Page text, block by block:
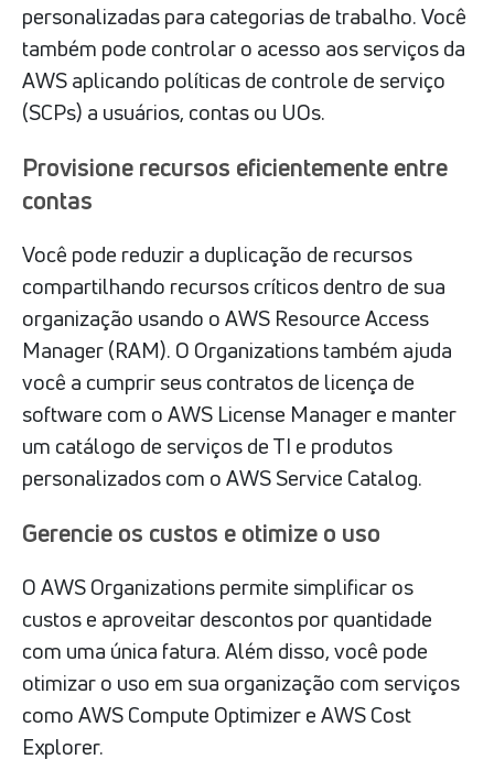
personalizadas para categorias de trabalho. Você
também pode controlar o acesso aos serviços da
AWS aplicando políticas de controle de serviço
(SCPs) a usuários, contas ou UOs.
Provisione recursos eficientemente entre
contas
Você pode reduzir a duplicação de recursos
compartilhando recursos críticos dentro de sua
organização usando o AWS Resource Access
Manager (RAM). O Organizations também ajuda
você a cumprir seus contratos de licença de
software com o AWS License Manager e manter
um catálogo de serviços de TI e produtos
personalizados com o AWS Service Catalog.
Gerencie os custos e otimize o uso
O AWS Organizations permite simplificar os
custos e aproveitar descontos por quantidade
com uma única fatura. Além disso, você pode
otimizar o uso em sua organização com serviços
como AWS Compute Optimizer e AWS Cost
Explorer.